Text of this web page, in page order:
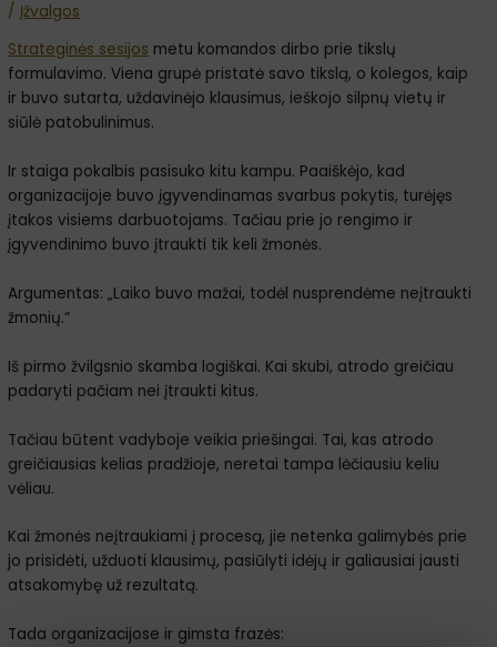
/Įžvalgos
Strateginės sesijos metu komandos dirbo prie tikslų
formulavimo. Viena grupė pristatė savo tikslą, o kolegos, kaip
ir buvo sutarta, uždavinėjo klausimus, ieškojo silpnų vietų ir
siūlė patobulinimus.
Ir staiga pokalbis pasisuko kitu kampu. Paaiškėjo, kad
organizacijoje buvo įgyvendinamas svarbus pokytis, turėjęs
įtakos visiems darbuotojams. Tačiau prie jo rengimo ir
įgyvendinimo buvo įtraukti tik keli žmonės.
Argumentas: „Laiko buvo mažai, todėl nusprendėme neįtraukti
žmonių.“
Iš pirmo žvilgsnio skamba logiškai. Kai skubi, atrodo greičiau
padaryti pačiam nei įtraukti kitus.
Tačiau būtent vadyboje veikia priešingai. Tai, kas atrodo
greičiausias kelias pradžioje, neretai tampa lėčiausiu keliu
vėliau.
Kai žmonės neįtraukiami į procesą, jie netenka galimybės prie
jo prisidėti, užduoti klausimų, pasiūlyti idėjų ir galiausiai jausti
atsakomybę už rezultatą.
Tada organizacijose ir gimsta frazės: